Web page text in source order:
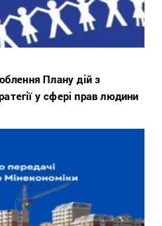
Плану дій з
у сфері прав людини